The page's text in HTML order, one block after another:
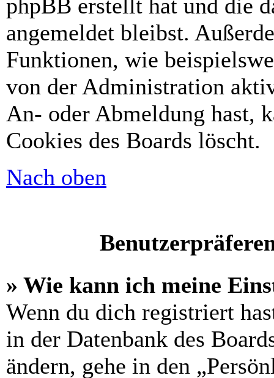
phpBB erstellt hat und die
angemeldet bleibst.
Funktionen, wie
von der Administration
An- oder Abmeldung hast,
Cookies des Boards löscht.
Nach oben
» Wie kann ich meine
Wenn du dich registriert
in der Datenbank des
ändern, gehe in den